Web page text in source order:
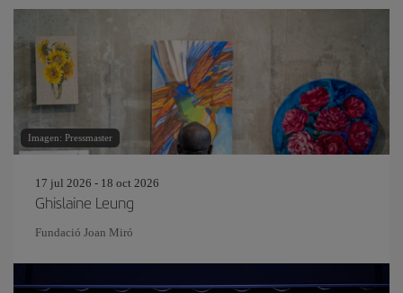
Imagen: Pressmaster
17 jul 2026 - 18 oct 2026
Ghislaine Leung
Fundació Joan Miró